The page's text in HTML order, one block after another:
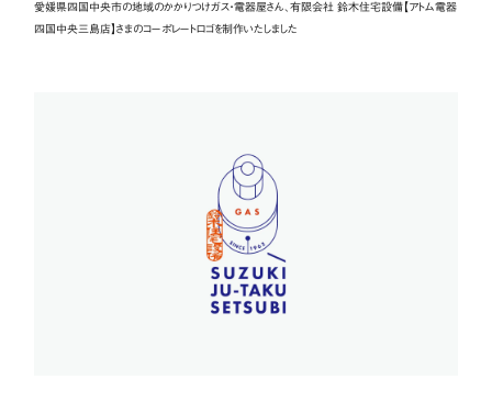
愛媛県四国中央市の地域のかかりつけガス・電器屋さん、有限会社 鈴木住宅設備【アトム電器
四国中央三島店】さまのコーポレートロゴを制作いたしました